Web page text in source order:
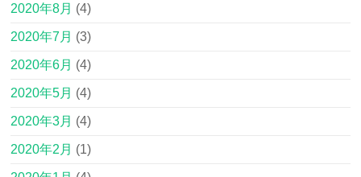
2020年8月 (4)
2020年7月 (3)
2020年6月 (4)
2020年5月 (4)
2020年3月 (4)
2020年2月 (1)